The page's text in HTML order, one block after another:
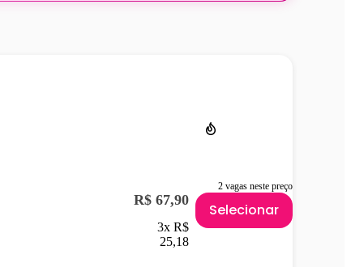
2 vagas neste preço
R$ 67,90
3x R$
25,18
Selecionar